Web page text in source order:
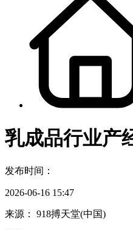
乳成品行业产
发布时间：
2026-06-16 15:47
来源： 918搏天堂(中国)